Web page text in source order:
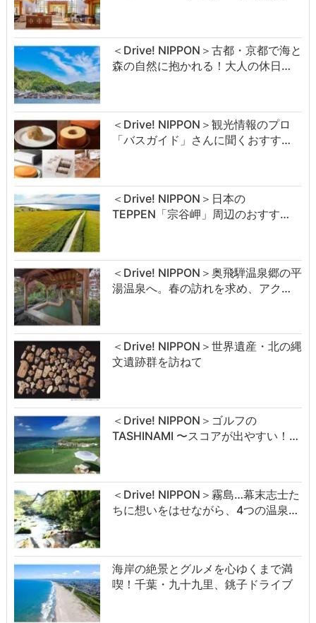
＜Drive! NIPPON＞古都・京都で海と
森の自然に抱かれる！大人の休日…
＜Drive! NIPPON＞観光情報のプロ
「バスガイド」さんに聞くおすす…
＜Drive! NIPPON＞日本の
TEPPEN「宗谷岬」周辺のおすす…
＜Drive! NIPPON＞奥飛騨温泉郷の平
湯温泉へ。春の訪れを求め、アク…
＜Drive! NIPPON＞世界遺産・北の縄
文遺跡群を訪ねて
＜Drive! NIPPON＞ゴルフの
TASHINAMI 〜スコアが出やすい！…
＜Drive! NIPPON＞霧島…幕末志士た
ちに想いをはせながら、4つの温泉…
海岸の絶景とグルメを心ゆくまで満
喫！千葉・九十九里、銚子ドライブ